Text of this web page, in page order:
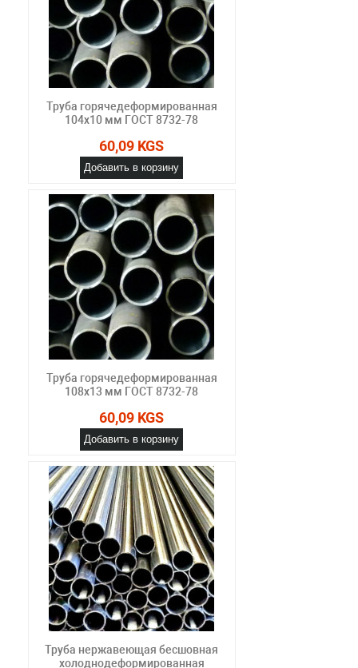
Труба горячедеформированная
104х10 мм ГОСТ 8732-78
60,09 KGS
Добавить в корзину
Труба горячедеформированная
108х13 мм ГОСТ 8732-78
60,09 KGS
Добавить в корзину
Труба нержавеющая бесшовная
холоднодеформированная